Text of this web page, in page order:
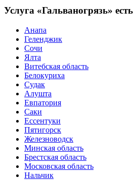
Услуга «Гальваногрязь»
Анапа
Геленджик
Сочи
Ялта
Витебская область
Белокуриха
Судак
Алушта
Евпатория
Саки
Ессентуки
Пятигорск
Железноводск
Минская область
Брестская область
Московская область
Нальчик